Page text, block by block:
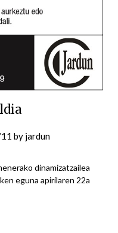
by jardun
dinamizatzailea
eguna apirilaren 22a